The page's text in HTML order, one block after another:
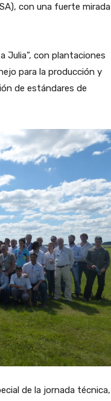
con una fuerte mirada
Julia”, con plantaciones
para la producción y
de estándares de
de la jornada técnica,